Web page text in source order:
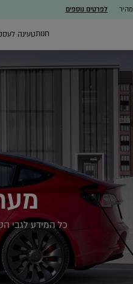
לפרטים נוספים
חנותטעינה
כל המידע לגבי